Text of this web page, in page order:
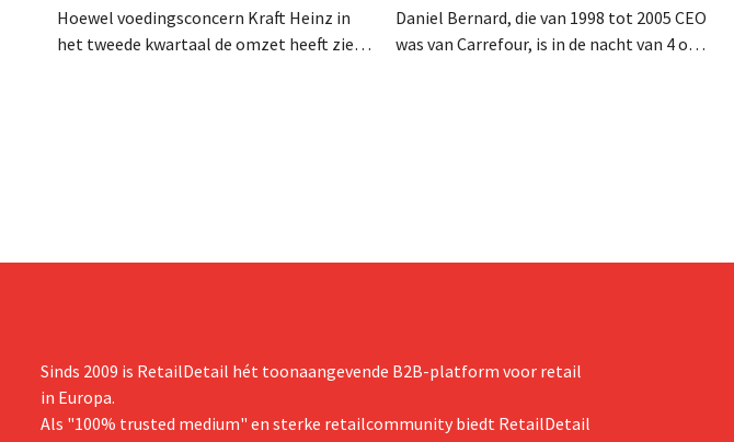
Hoewel voedingsconcern Kraft Heinz in
het tweede kwartaal de omzet heeft zien
Daniel Bernard, die van 1998 tot 2005 CEO
was van Carrefour, is in de nacht van 4 op 5
Sinds 2009 is RetailDetail hét toonaangevende B2B-platform voor retail
in Europa.
Als "100% trusted medium" en sterke retailcommunity biedt RetailDetail